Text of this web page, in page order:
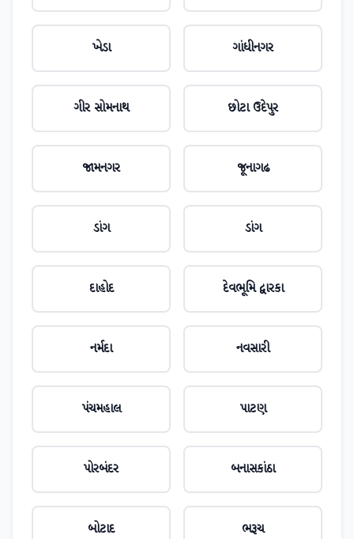
ખેડા ગાંધીનગર
ગીર સોમનાથ છોટા ઉદેપુર
જામનગર જૂનાગઢ
ડાંગ ડાંગ
દાહોદ દેવભૂમિ દ્વારકા
નર્મદા નવસારી
પંચમહાલ પાટણ
પોરબંદર બનાસકાંઠા
બોટાદ ભરૂચ